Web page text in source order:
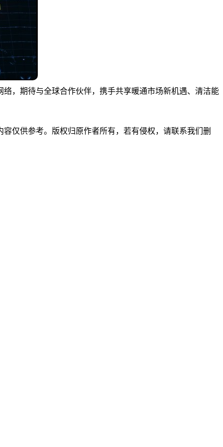
，期待与全球合作伙伴，携手共享暖通市场新机遇、清洁能
仅供参考。版权归原作者所有，若有侵权，请联系我们删